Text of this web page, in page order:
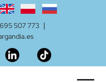
695 507 773 |